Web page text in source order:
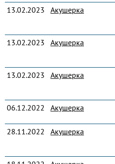
13.02.2023
Акушерка
13.02.2023
Акушерка
13.02.2023
Акушерка
06.12.2022
Акушерка
28.11.2022
Акушерка